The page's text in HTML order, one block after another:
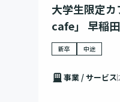
大学生限定
cafe」 早稲
ントの様子を
新卒 中途
事業 / サービス